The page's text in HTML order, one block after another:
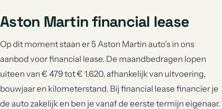
Aston Martin financial lease
Op dit moment staan er 5 Aston Martin auto's in ons
aanbod voor financial lease. De maandbedragen lopen
uiteen van € 479 tot € 1.620, afhankelijk van uitvoering,
bouwjaar en kilometerstand. Bij financial lease financier je
de auto zakelijk en ben je vanaf de eerste termijn eigenaar.